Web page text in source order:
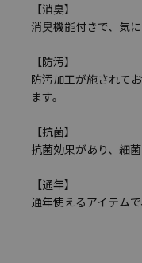
【消臭】
消臭機能付きで、気
【防汚】
防汚加工が施されて
ます。
【抗菌】
抗菌効果があり、細
【通年】
通年使えるアイテム